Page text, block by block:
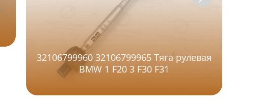
32106799960 32106799965 Тяга рулевая
BMW 1 F20 3 F30 F31